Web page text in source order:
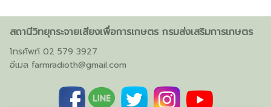
สถานีวิทยุกระจายเสียงเพื่อการเกษตร กรมส่งเสริมการเกษตร
โทรศัพท์ 02 579 3927
อีเมล farmradioth@gmail.com